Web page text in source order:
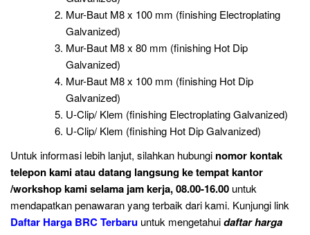
Mur-Baut M8 x 100 mm (finishing Electroplating
Galvanized)
Mur-Baut M8 x 80 mm (finishing Hot Dip
Galvanized)
Mur-Baut M8 x 100 mm (finishing Hot Dip
Galvanized)
U-Clip/ Klem (finishing Electroplating Galvanized)
U-Clip/ Klem (finishing Hot Dip Galvanized)
Untuk informasi lebih lanjut, silahkan hubungi nomor kontak
teleponkami atau datang langsung ke tempat kantor
/workshop kami selama jam kerja, 08.00-16.00 untuk
mendapatkan penawaran yang terbaik dari kami. Kunjungi link
Daftar Harga BRC Terbaru untuk mengetahuidaftar harga